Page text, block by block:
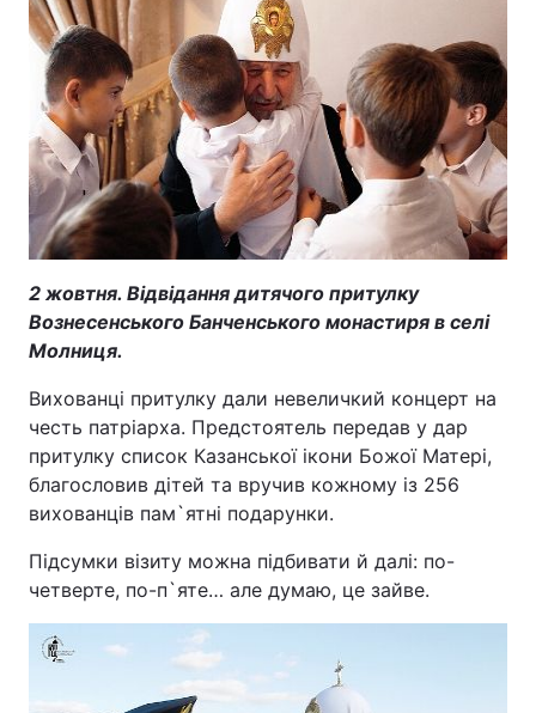
2 жовтня. Відвідання дитячого притулку
Вознесенського Банченського монастиря в селі
Молниця.
Вихованці притулку дали невеличкий концерт на
честь патріарха. Предстоятель передав у дар
притулку список Казанської ікони Божої Матері,
благословив дітей та вручив кожному із 256
вихованців пам`ятні подарунки.
Підсумки візиту можна підбивати й далі: по-
четверте, по-п`яте… але думаю, це зайве.